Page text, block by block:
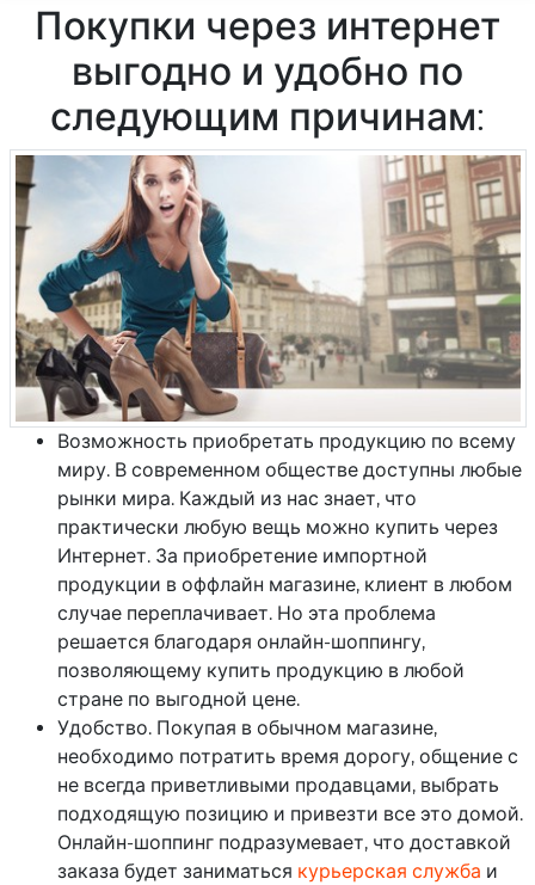
Покупки через интернет
выгодно и удобно по
следующим причинам:
Возможность приобретать продукцию по всему
миру. В современном обществе доступны любые
рынки мира. Каждый из нас знает, что
практически любую вещь можно купить через
Интернет. За приобретение импортной
продукции в оффлайн магазине, клиент в любом
случае переплачивает. Но эта проблема
решается благодаря онлайн-шоппингу,
позволяющему купить продукцию в любой
стране по выгодной цене.
Удобство. Покупая в обычном магазине,
необходимо потратить время дорогу, общение с
не всегда приветливыми продавцами, выбрать
подходящую позицию и привезти все это домой.
Онлайн-шоппинг подразумевает, что доставкой
заказа будет заниматься курьерская служба и